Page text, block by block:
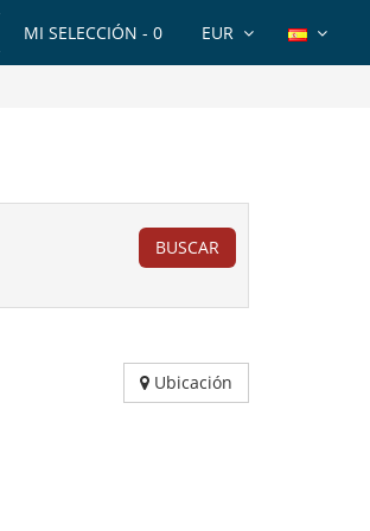
EUR
MI SELECCIÓN - 0
BUSCAR
Ubicación